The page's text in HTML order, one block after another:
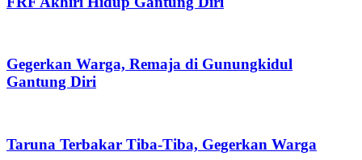
Gegerkan Warga, Remaja di Gunungkidul
Gantung Diri
Taruna Terbakar Tiba-Tiba, Gegerkan Warga